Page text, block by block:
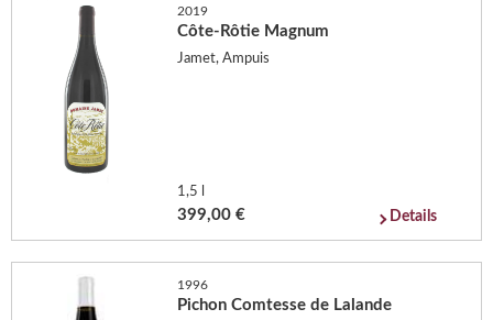
2019
Côte-Rôtie Magnum
Jamet, Ampuis
1,5 l
399,00 € Details
1996
Pichon Comtesse de Lalande